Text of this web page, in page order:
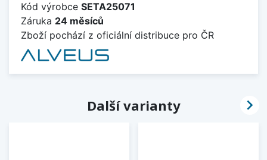
Kód výrobce SETA25071
Záruka 24 měsíců
Zboží pochází z oficiální distribuce pro ČR
Další varianty 